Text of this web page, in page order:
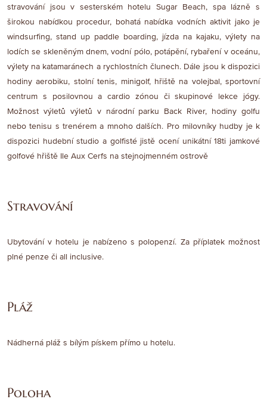
stravování jsou v sesterském hotelu Sugar Beach, spa lázně s
širokou nabídkou procedur, bohatá nabídka vodních aktivit jako je
windsurfing, stand up paddle boarding, jízda na kajaku, výlety na
lodích se skleněným dnem, vodní pólo, potápění, rybaření v oceánu,
výlety na katamaránech a rychlostních člunech. Dále jsou k dispozici
hodiny aerobiku, stolní tenis, minigolf, hřiště na volejbal, sportovní
centrum s posilovnou a cardio zónou či skupinové lekce jógy.
Možnost výletů výletů v národní parku Back River, hodiny golfu
nebo tenisu s trenérem a mnoho dalších. Pro milovníky hudby je k
dispozici hudební studio a golfisté jistě ocení unikátní 18ti jamkové
golfové hřiště Ile Aux Cerfs na stejnojmenném ostrově
Stravování
Ubytování v hotelu je nabízeno s polopenzí. Za příplatek možnost
plné penze či all inclusive.
Pláž
Nádherná pláž s bílým pískem přímo u hotelu.
Poloha